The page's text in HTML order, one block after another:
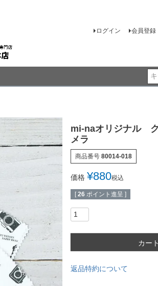
ログイン 会員登録
mi-naオリジナル
メラ
商品番号 80014-018
価格 ¥880税込
[ 26 ポイント進呈 ]
カー
返品特約について